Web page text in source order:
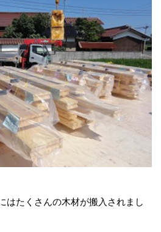
はたくさんの木材が搬入されまし